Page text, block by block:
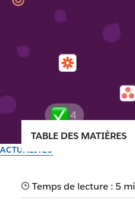
ACTUALITÉS
Engagement
TABLE DES MATIÈRES
Temps de lecture : 5